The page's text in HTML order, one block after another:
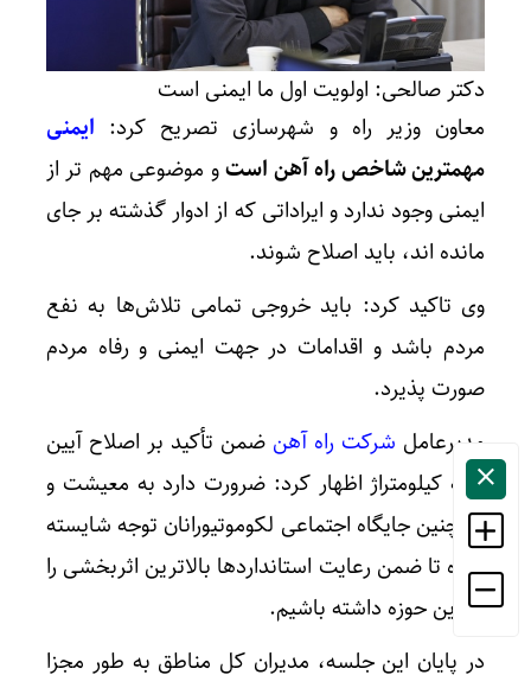
دکتر صالحی: اولویت اول ما ایمنی است
معاون وزیر راه و شهرسازی تصریح کرد: ایمنی
مهمترین شاخص راه آهن استو موضوعی مهم تر از
ایمنی وجود ندارد و ایراداتی که از ادوار گذشته بر جای
مانده اند، باید اصلاح شوند.
وی تاکید کرد: باید خروجی تمامی تلاش‌ها به نفع
مردم باشد و اقدامات در جهت ایمنی و رفاه مردم
صورت پذیرد.
مدیرعامل شرکت راه آهن ضمن تأکید بر اصلاح آیین
نامه کیلومتراژ اظهار کرد: ضرورت دارد به معیشت و
همچنین جایگاه اجتماعی لکوموتیورانان توجه شایسته
شده تا ضمن رعایت استانداردها بالاترین اثربخشی را
در این حوزه داشته باشیم.
در پایان این جلسه، مدیران کل مناطق به طور مجزا